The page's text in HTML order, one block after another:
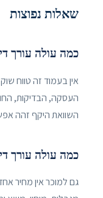
שאלות נפוצות
כמה עולה עורך
אין בעמוד זה טווח
העסקה, הבדיקות,
השוואת היקף זהה
כמה עולה עורך
גם למוכר אין מחיר